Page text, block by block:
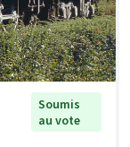
Soumis
au vote